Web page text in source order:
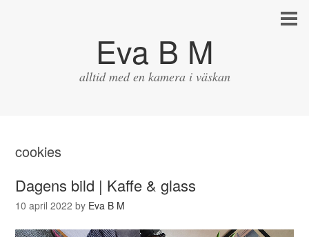
Eva B M
alltid med en kamera i väskan
cookies
Dagens bild | Kaffe & glass
10 april 2022 by Eva B M